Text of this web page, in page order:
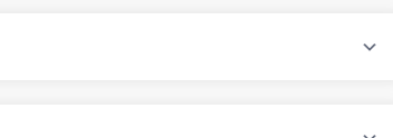
великогабаритного товару